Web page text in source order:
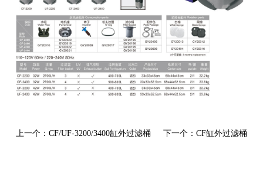
上一个：CF/UF-3200/3400缸外过滤桶 下一个：CF缸外过滤桶